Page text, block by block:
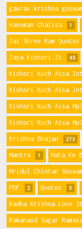
gaurav krishna
Hanuman Chalisa 1
Jai Shree Ram Quotes
Jaya Kishori Ji 65
Kishori Kuch Aisa
Kishori Kuch Aisa
Kishori Kuch Aisa Mp3
Kishori Kuch Aisa
Krishna Bhajan 273
Mantra 1 Mata Ke
Mridul Chintan
PDF 2 Quotes 5
Radha Krishna Love
Ramanand Sagar